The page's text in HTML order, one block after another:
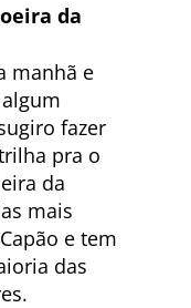
da
manhã e
fazer
pra o
da
mais
e tem
das